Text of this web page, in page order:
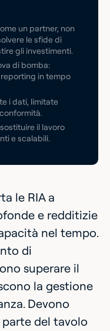
un partner, non
le sfide di
gli investimenti.
di bomba:
in tempo
i dati, limitate
il lavoro
e scalabili.
le RIA a
e redditizie
nel tempo.
di
superare il
la gestione
Devono
parte del tavolo